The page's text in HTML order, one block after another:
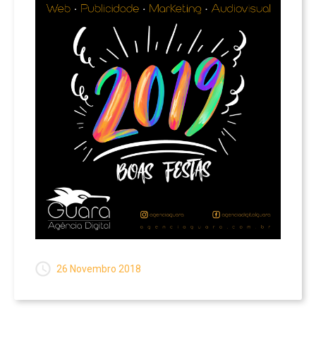
26 Novembro 2018